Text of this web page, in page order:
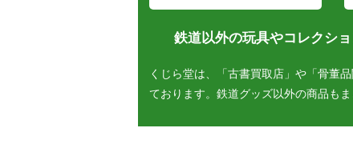
鉄道以外の玩具やコレクシ
くじら堂は、「古書買取店」や「骨董
ております。鉄道グッズ以外の商品も